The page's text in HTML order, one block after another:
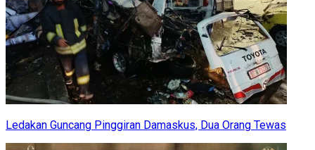
Ledakan Guncang Pinggiran Damaskus, Dua Orang Tewas